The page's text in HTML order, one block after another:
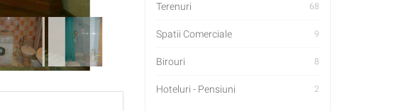
Terenuri 68
Spatii Comerciale 9
Birouri 8
Hoteluri - Pensiuni 2